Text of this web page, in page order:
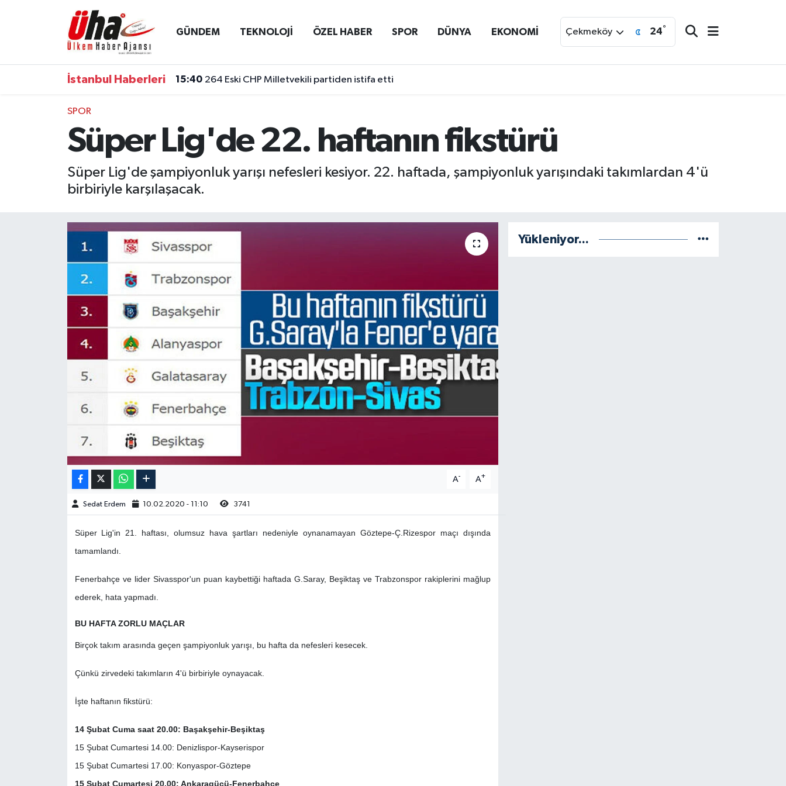
GÜNDEM TEKNOLOJİ ÖZEL HABER SPOR DÜNYA EKONOMİ Çekmeköy 24°
İstanbul Haberleri 15:40 264 Eski CHP Milletvekili partiden istifa etti
SPOR
Süper Lig'de 22. haftanın fikstürü
Süper Lig'de şampiyonluk yarışı nefesleri kesiyor. 22. haftada, şampiyonluk yarışındaki takımlardan 4'ü
birbiriyle karşılaşacak.
A- A+
Sedat Erdem 10.02.2020 - 11:10 3741
Süper Lig'in 21. haftası, olumsuz hava şartları nedeniyle oynanamayan Göztepe-Ç.Rizespor maçı dışında
tamamlandı.
Fenerbahçe ve lider Sivasspor'un puan kaybettiği haftada G.Saray, Beşiktaş ve Trabzonspor rakiplerini mağlup
ederek, hata yapmadı.
BU HAFTA ZORLU MAÇLAR
Birçok takım arasında geçen şampiyonluk yarışı, bu hafta da nefesleri kesecek.
Çünkü zirvedeki takımların 4'ü birbiriyle oynayacak.
İşte haftanın fikstürü:
14 Şubat Cuma saat 20.00: Başakşehir-Beşiktaş
15 Şubat Cumartesi 14.00: Denizlispor-Kayserispor
15 Şubat Cumartesi 17.00: Konyaspor-Göztepe
15 Şubat Cumartesi 20.00: Ankaragücü-Fenerbahçe
Yükleniyor...
İstanbul Nöbetçi Eczaneler
İstanbul Hava Durumu
İstanbul Trafik Yoğunluk Haritası
Tüm Manşetler
Son Dakika Haberleri
Haber Arşivi